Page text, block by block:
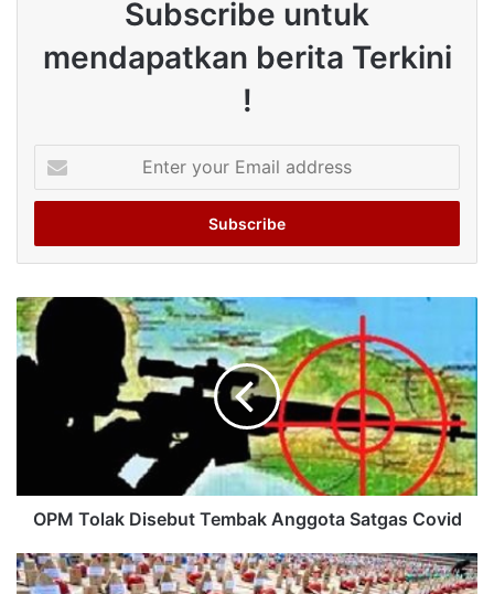
Subscribe untuk
mendapatkan berita Terkini
!
your
Email
OPM Tolak Disebut Tembak Anggota Satgas Covid